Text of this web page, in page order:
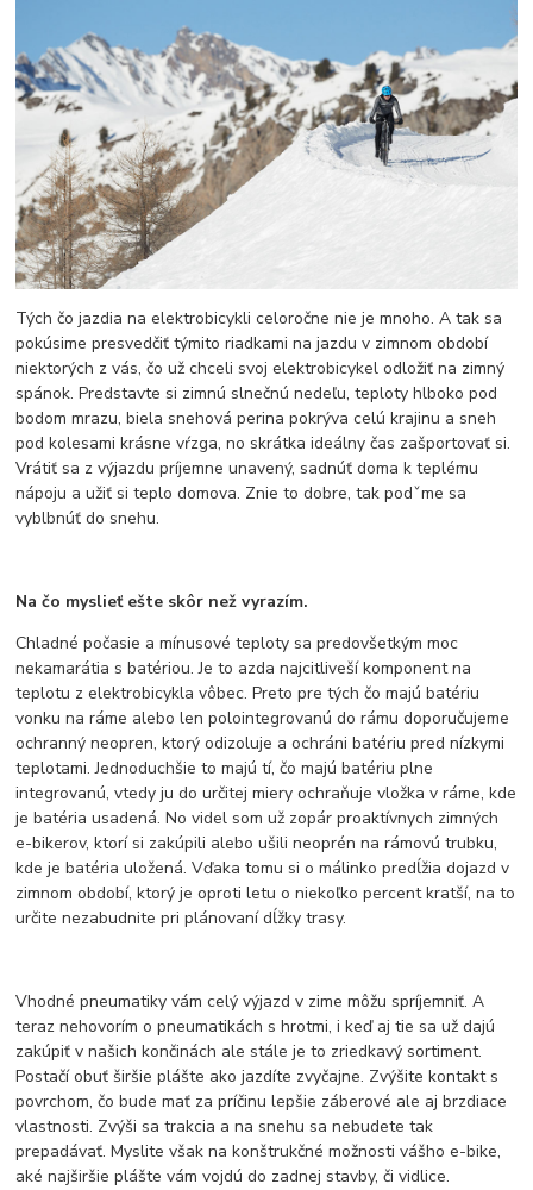
Tých čo jazdia na elektrobicykli celoročne nie je mnoho. A tak sa
pokúsime presvedčiť týmito riadkami na jazdu v zimnom období
niektorých z vás, čo už chceli svoj elektrobicykel odložiť na zimný
spánok. Predstavte si zimnú slnečnú nedeľu, teploty hlboko pod
bodom mrazu, biela snehová perina pokrýva celú krajinu a sneh
pod kolesami krásne vŕzga, no skrátka ideálny čas zašportovať si.
Vrátiť sa z výjazdu príjemne unavený, sadnúť doma k teplému
nápoju a užiť si teplo domova. Znie to dobre, tak podˇme sa
vyblbnúť do snehu.
Na čo myslieť ešte skôr než vyrazím.
Chladné počasie a mínusové teploty sa predovšetkým moc
nekamarátia s batériou. Je to azda najcitliveší komponent na
teplotu z elektrobicykla vôbec. Preto pre tých čo majú batériu
vonku na ráme alebo len polointegrovanú do rámu doporučujeme
ochranný neopren, ktorý odizoluje a ochráni batériu pred nízkymi
teplotami. Jednoduchšie to majú tí, čo majú batériu plne
integrovanú, vtedy ju do určitej miery ochraňuje vložka v ráme, kde
je batéria usadená. No videl som už zopár proaktívnych zimných
e-bikerov, ktorí si zakúpili alebo ušili neoprén na rámovú trubku,
kde je batéria uložená. Vďaka tomu si o málinko predĺžia dojazd v
zimnom období, ktorý je oproti letu o niekoľko percent kratší, na to
určite nezabudnite pri plánovaní dĺžky trasy.
Vhodné pneumatiky vám celý výjazd v zime môžu spríjemniť. A
teraz nehovorím o pneumatikách s hrotmi, i keď aj tie sa už dajú
zakúpiť v našich končinách ale stále je to zriedkavý sortiment.
Postačí obuť širšie plášte ako jazdíte zvyčajne. Zvýšite kontakt s
povrchom, čo bude mať za príčinu lepšie záberové ale aj brzdiace
vlastnosti. Zvýši sa trakcia a na snehu sa nebudete tak
prepadávať. Myslite však na konštrukčné možnosti vášho e-bike,
aké najširšie plášte vám vojdú do zadnej stavby, či vidlice.